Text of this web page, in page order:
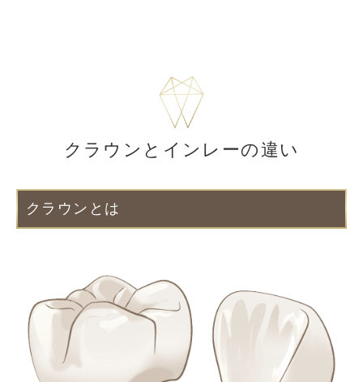
クラウンとインレーの違い
クラウンとは